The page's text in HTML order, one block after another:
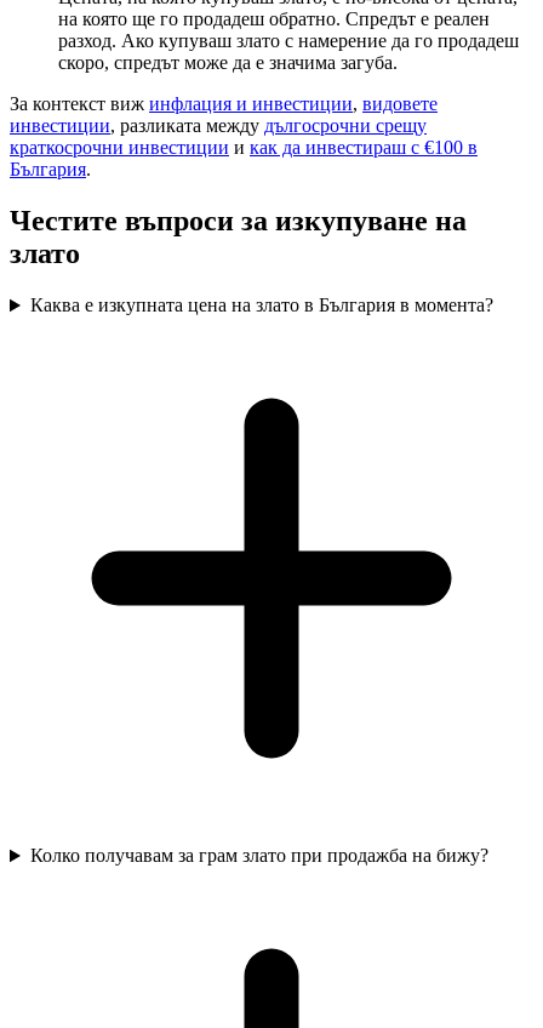
на която ще го продадеш обратно. Спредът е реален
разход. Ако купуваш злато с намерение да го продадеш
скоро, спредът може да е значима загуба.
За контекст виж инфлация и инвестиции, видовете
инвестиции, разликата между дългосрочни срещу
краткосрочни инвестиции и как да инвестираш с €100 в
България.
Честите въпроси за изкупуване на
злато
Каква е изкупната цена на злато в България в момента?
Колко получавам за грам злато при продажба на бижу?